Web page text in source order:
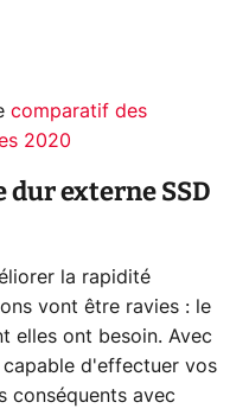
comparatif des
2020
dur externe SSD
la rapidité
vont être ravies : le
elles ont besoin. Avec
capable d'effectuer vos
conséquents avec